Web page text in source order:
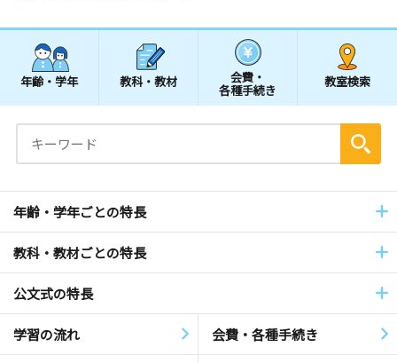
年齢・学年 教科・教材 会費・
各種手続き
教室検索
年齢・学年ごとの特長
教科・教材ごとの特長
公文式の特長
学習の流れ 会費・各種手続き